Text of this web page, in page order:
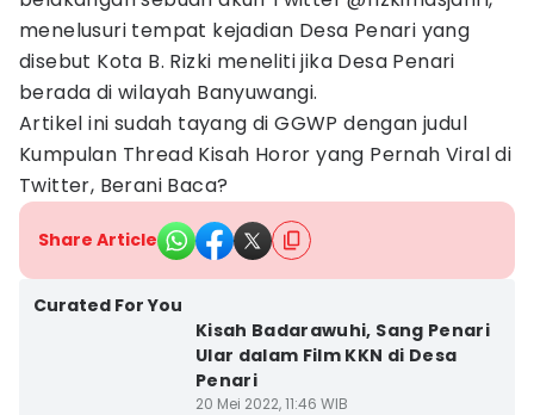
menelusuri tempat kejadian Desa Penari yang
disebut Kota B. Rizki meneliti jika Desa Penari
berada di wilayah Banyuwangi.
Artikel ini sudah tayang di GGWP dengan judul
Kumpulan Thread Kisah Horor yang Pernah Viral di
Twitter, Berani Baca?
Share Article
Curated For You
Kisah Badarawuhi, Sang Penari
Ular dalam Film KKN di Desa
Penari
20 Mei 2022, 11:46 WIB